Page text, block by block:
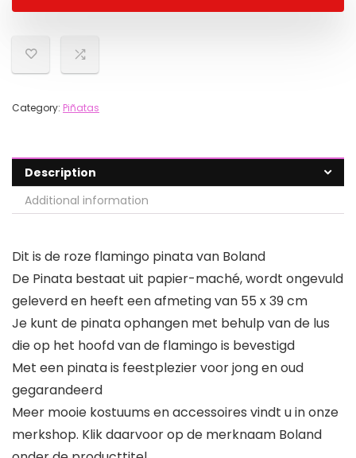
Category: Piñatas
Description
Additional information
Dit is de roze flamingo pinata van Boland
De Pinata bestaat uit papier-maché, wordt ongevuld
geleverd en heeft een afmeting van 55 x 39 cm
Je kunt de pinata ophangen met behulp van de lus
die op het hoofd van de flamingo is bevestigd
Met een pinata is feestplezier voor jong en oud
gegarandeerd
Meer mooie kostuums en accessoires vindt u in onze
merkshop. Klik daarvoor op de merknaam Boland